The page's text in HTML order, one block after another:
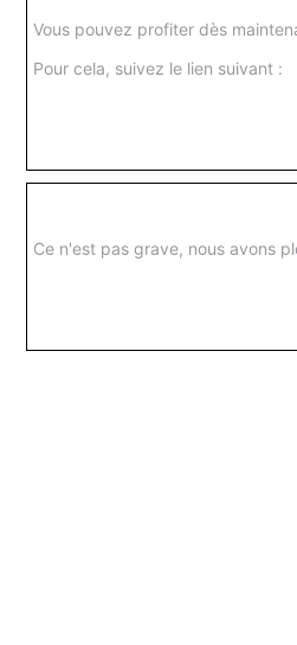
Vous pouvez profiter dès
Pour cela, suivez le lien suivant :
Ce n'est pas grave, nous avons